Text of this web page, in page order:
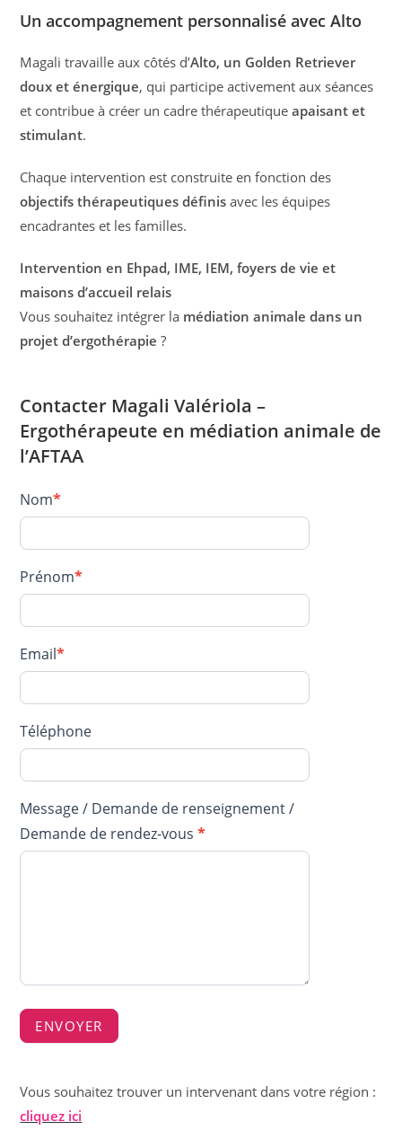
Un accompagnement personnalisé avec Alto
Magali travaille aux côtés d’Alto, un Golden Retriever
doux et énergique, qui participe activement aux séances
et contribue à créer un cadre thérapeutiqueapaisant et
stimulant.
Chaque intervention est construite en fonction des
objectifs thérapeutiques définis avec les équipes
encadrantes et les familles.
Intervention en Ehpad, IME, IEM, foyers de vie et
maisons d’accueil relais
Vous souhaitez intégrer la médiation animale dans un
projet d’ergothérapie ?
Contacter Magali Valériola –
Ergothérapeute en médiation animale de
l’AFTAA
Contact
–
VALERIOLA
Magali
Nom*
Prénom*
Email*
Téléphone
Message / Demande de renseignement /
Demande de rendez-vous*
ENVOYER
Vous souhaitez trouver un intervenant dans votre région :
cliquez ici